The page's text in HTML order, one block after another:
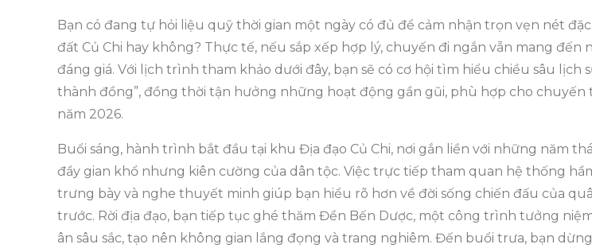
Bạn có đang tự hỏi liệu quỹ thời gian một ngày có đủ để cảm nhận trọn vẹn nét
đất Củ Chi hay không? Thực tế, nếu sắp xếp hợp lý, chuyến đi ngắn vẫn mang đến
đáng giá. Với lịch trình tham khảo dưới đây, bạn sẽ có cơ hội tìm hiểu chiều sâu lịch
thành đồng”, đồng thời tận hưởng những hoạt động gần gũi, phù hợp cho chuyến
năm 2026.
Buổi sáng, hành trình bắt đầu tại khu Địa đạo Củ Chi, nơi gắn liền với những năm
đầy gian khổ nhưng kiên cường của dân tộc. Việc trực tiếp tham quan hệ thống
trưng bày và nghe thuyết minh giúp bạn hiểu rõ hơn về đời sống chiến đấu của
trước. Rời địa đạo, bạn tiếp tục ghé thăm Đền Bến Dược, một công trình tưởng
ân sâu sắc, tạo nên không gian lắng đọng và trang nghiêm. Đến buổi trưa, bạn